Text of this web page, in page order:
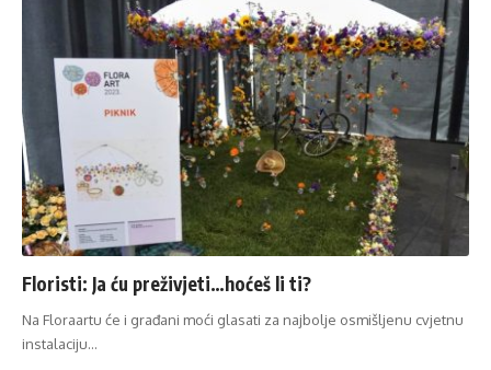
Floristi: Ja ću preživjeti…hoćeš li ti?
Na Floraartu će i građani moći glasati za najbolje osmišljenu cvjetnu
instalaciju…